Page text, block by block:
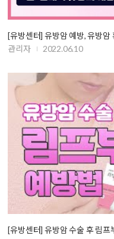
[유방센터] 유방암 예방, 유방
관리자
2022.06.10
[유방센터] 유방암 수술 후 림프